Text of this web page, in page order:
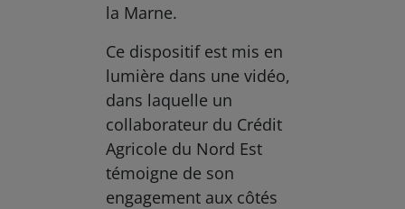
la Marne.
Ce dispositif est mis en
lumière dans une vidéo,
dans laquelle un
collaborateur du Crédit
Agricole du Nord Est
témoigne de son
engagement aux côtés